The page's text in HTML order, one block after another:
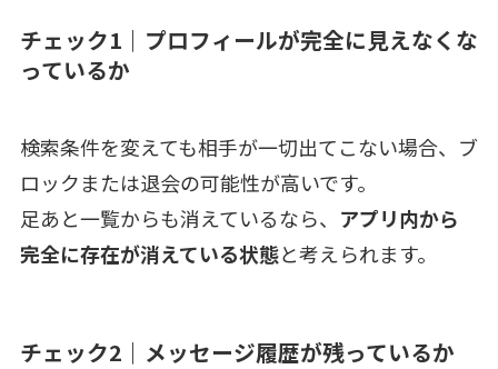
チェック1｜プロフィールが完全に見えなくな
っているか
検索条件を変えても相手が一切出てこない場合、ブ
ロックまたは退会の可能性が高いです。
足あと一覧からも消えているなら、 アプリ内から
完全に存在が消えている状態と考えられます。
チェック2｜メッセージ履歴が残っているか